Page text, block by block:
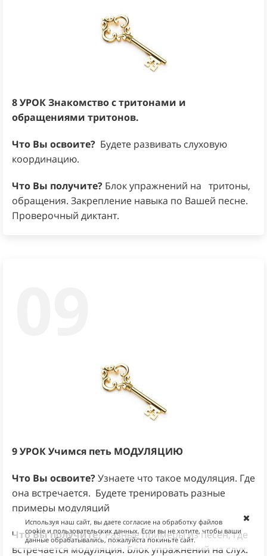
8 УРОК Знакомство с тритонами и
обращениями тритонов.
Что Вы освоите? Будете развивать слуховую
координацию.
Что Вы получите? Блок упражнений на тритоны,
обращения. Закрепление навыка по Вашей песне.
Проверочный диктант.
9 УРОКУчимся петь МОДУЛЯЦИЮ
Что Вы освоите?Узнаете что такое модуляция. Где
она встречается. Будете тренировать разные
примеры модуляций
Что Вы получите?Разные примеры из песен, где
встречается модуляция. Блок упражнений на слух.
Используя наш сайт, вы даете согласие на обработку файлов
cookie и пользовательских данных. Если вы не хотите, чтобы ваши
данные обрабатывались, пожалуйста покиньте сайт.